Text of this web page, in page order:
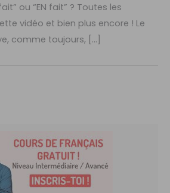
ou “EN fait” ? Toutes les
vidéo et bien plus encore ! Le
comme toujours, […]